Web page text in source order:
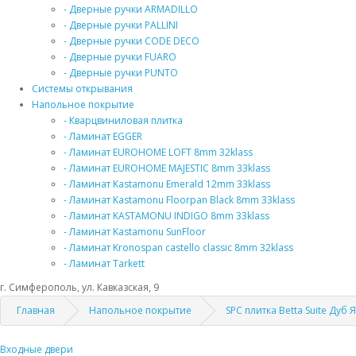
- Дверные ручки ARMADILLO
- Дверные ручки PALLINI
- Дверные ручки CODE DECO
- Дверные ручки FUARO
- Дверные ручки PUNTO
Системы открывания
Напольное покрытие
- Кварцвиниловая плитка
- Ламинат EGGER
- Ламинат EUROHOME LOFT 8mm 32klass
- Ламинат EUROHOME MAJESTIC 8mm 33klass
- Ламинат Kastamonu Emerald 12mm 33klass
- Ламинат Kastamonu Floorpan Black 8mm 33klass
- Ламинат KASTAMONU INDIGO 8mm 33klass
- Ламинат Kastamonu SunFloor
- Ламинат Kronospan castello classic 8mm 32klass
- Ламинат Tarkett
г. Симферополь, ул. Кавказская, 9
Главная
Напольное покрытие SPC плитка Betta Suite Дуб
Входные двери